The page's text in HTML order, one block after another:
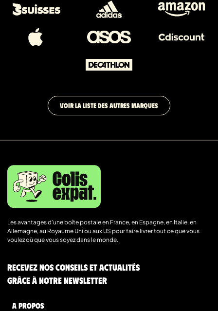
VOIR LA LISTE DES AUTRES MARQUES
Les avantages d’une boîte postale en France, en Espagne, en Italie, en
Allemagne, au Royaume Uni ou aux US pour faire livrer tout ce que vous
voulez où que vous soyez dans le monde.
Recevez nos conseils et actualités
grâce à notre newsletter
A Propos